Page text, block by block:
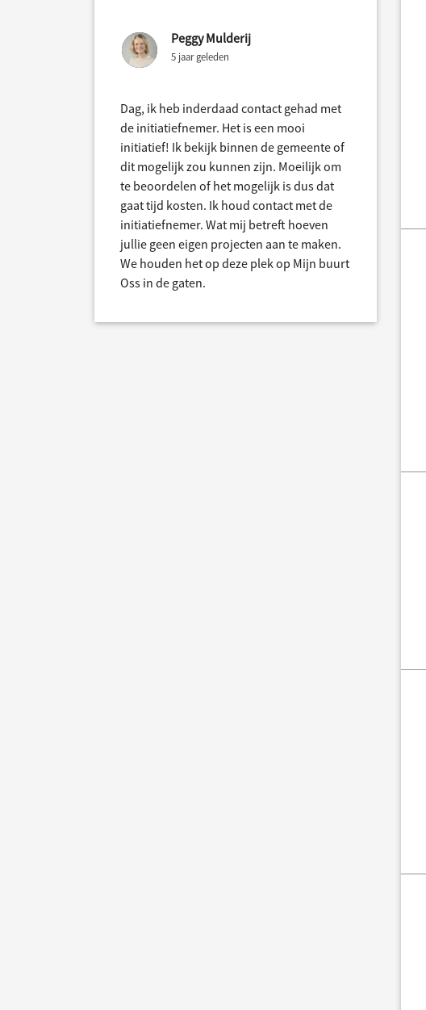
Peggy Mulderij
5 jaar geleden
Dag, ik heb inderdaad contact gehad met
de initiatiefnemer. Het is een mooi
initiatief! Ik bekijk binnen de gemeente of
dit mogelijk zou kunnen zijn. Moeilijk om
te beoordelen of het mogelijk is dus dat
gaat tijd kosten. Ik houd contact met de
initiatiefnemer. Wat mij betreft hoeven
jullie geen eigen projecten aan te maken.
We houden het op deze plek op Mijn buurt
Oss in de gaten.